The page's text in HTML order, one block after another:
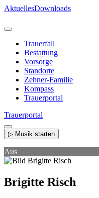
Direkt
Inhalt
AktuellesDownloads
Trauerfall
Bestattung
Vorsorge
Standorte
Zehner-Familie
Kompass
Trauerportal
Trauerportal
▷ Musik starten
Aus
Brigitte Risch